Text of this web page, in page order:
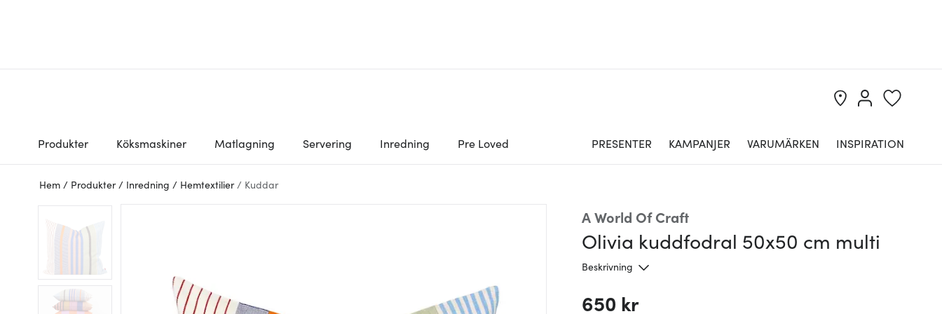
Produkter Köksmaskiner Matlagning Servering Inredning Pre Loved PRESENTER KAMPANJER VARUMÄRKEN INSPIRATION
Hem / Produkter / Inredning / Hemtextilier / Kuddar
A World Of Craft
Olivia kuddfodral 50x50 cm multi
Beskrivning
650 kr